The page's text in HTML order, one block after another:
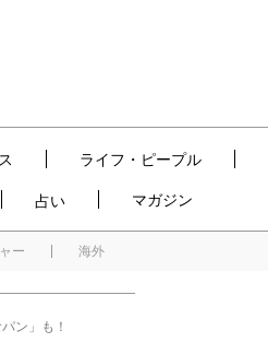
ライフ・ピープル
占い マガジン
ー 海外
ン」も！